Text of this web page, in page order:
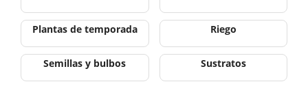
Plantas de temporada Riego
Semillas y bulbos Sustratos